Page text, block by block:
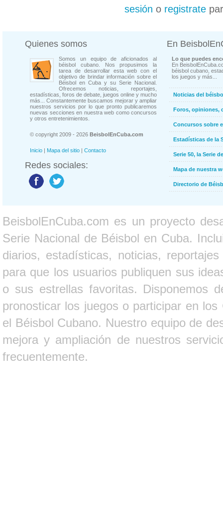
sesión o registrate
Quienes somos
Somos un equipo de aficionados al
béisbol cubano. Nos propusimos la
tarea de desarrollar esta web con el
objetivo de brindar información sobre el
Béisbol en Cuba y su Serie Nacional.
Ofrecemos noticias, reportajes,
estadísticas, foros de debate, juegos online y mucho
más... Constantemente buscamos mejorar y ampliar
nuestros servicios por lo que pronto publicaremos
nuevas secciones en nuestra web como concursos
y otros entretenimientos.
© copyright 2009 - 2026 BeisbolEnCuba.com
Inicio | Mapa del sitio | Contacto
Redes sociales:
En
Lo que puedes
En
béisbol cubano,
los juegos y más...
Noticias del
Foros, opiniones,
Concursos sobre
Estadísticas de la
Serie 50, la Serie
Mapa de nuestra
Directorio de
BeisbolEnCuba.com es un proyecto
Serie Nacional de Béisbol en Cuba.
diarios, estadísticas, noticias,
para que los usuarios publiquen sus
o sus estrellas favoritas. Disponemos
pronosticar los juegos o participar en
el Béisbol Cubano. Nuestro equipo de
mejora y ampliación de nuestros
frecuentemente.